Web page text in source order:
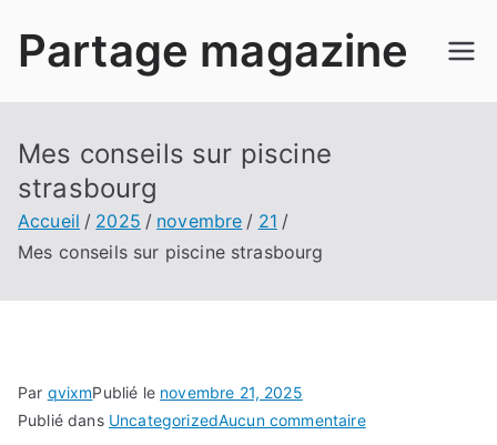
Partage magazine
Mes conseils sur piscine
strasbourg
Accueil 2025 novembre
21
Mes conseils sur piscine strasbourg
Par qvixmPublié le novembre 21, 2025
Publié dans UncategorizedAucun commentairesur